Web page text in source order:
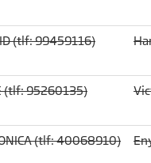
(tlf: 99459116)
(tlf: 95260135)
(tlf: 40068910)